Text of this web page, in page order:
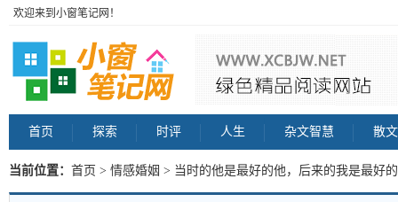
欢迎来到小窗笔记网！
首页 探索 时评 人生 杂文智慧 散
当前位置： 首页 > 情感婚姻 > 当时的他是最好的他，后来的我是最好